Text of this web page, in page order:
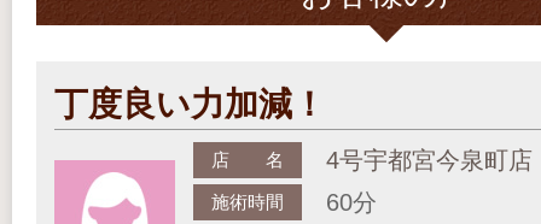
丁度良い力加減！
店 名 4号宇都宮今泉町店
施術時間 60分